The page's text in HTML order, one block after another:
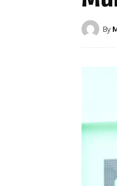
By